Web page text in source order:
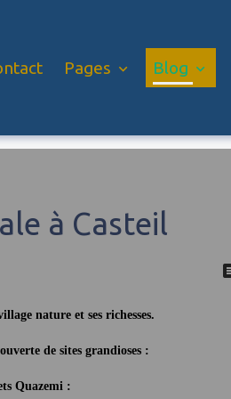
Pages Blog
à Casteil
nature et ses richesses.
de sites grandioses :
Quazemi :